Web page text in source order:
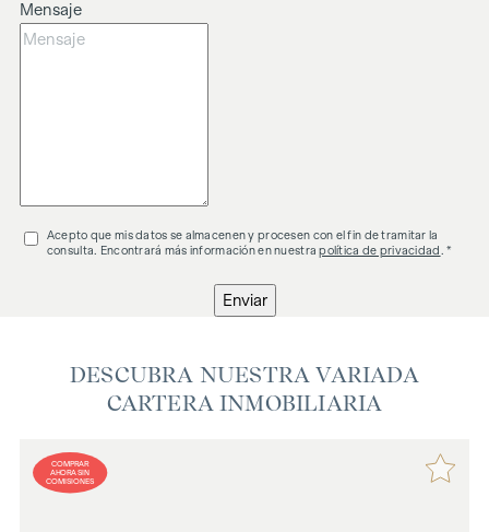
Mensaje
Acepto que mis datos se almacenen y procesen con el fin de tramitar la
consulta. Encontrará más información en nuestrapolítica de privacidad . *
Enviar
DESCUBRA NUESTRA VARIADA
CARTERA INMOBILIARIA
COMPRAR
AHORA SIN
COMISIONES